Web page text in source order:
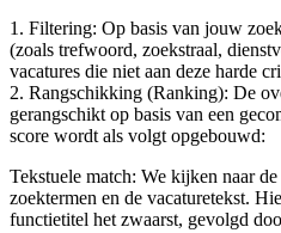
1. Filtering: Op basis van jouw
(zoals trefwoord, zoekstraal,
vacatures die niet aan deze harde
2. Rangschikking (Ranking): De
gerangschikt op basis van een
score wordt als volgt opgebouwd:
Tekstuele match: We kijken naar
zoektermen en de vacaturetekst.
functietitel het zwaarst, gevolgd